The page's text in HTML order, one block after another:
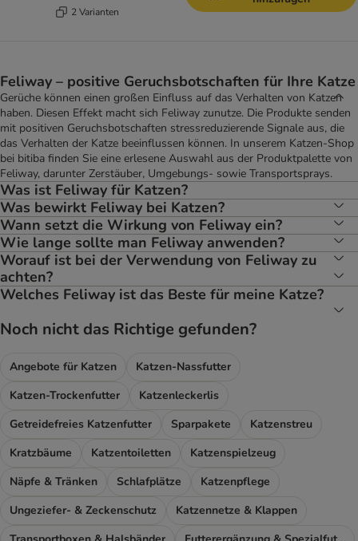
2 Varianten
Feliway – positive Geruchsbotschaften für Ihre Katze
Gerüche können einen großen Einfluss auf das Verhalten von Katzen
haben. Diesen Effekt macht sich Feliway zunutze. Die Produkte senden
mit positiven Geruchsbotschaften stressreduzierende Signale aus, die
das Verhalten der Katze beeinflussen können. In unserem Katzen-Shop
bei bitiba finden Sie eine erlesene Auswahl aus der Produktpalette von
Feliway, darunter Zerstäuber, Umgebungs- sowie Transportsprays.
Was ist Feliway für Katzen?
Was bewirkt Feliway bei Katzen?
Wann setzt die Wirkung von Feliway ein?
Wie lange sollte man Feliway anwenden?
Worauf ist bei der Verwendung von Feliway zu
achten?
Welches Feliway ist das Beste für meine Katze?
Noch nicht das Richtige gefunden?
Angebote für Katzen
Katzen-Nassfutter
Katzen-Trockenfutter
Katzenleckerlis
Getreidefreies Katzenfutter
Sparpakete
Katzenstreu
Kratzbäume
Katzentoiletten
Katzenspielzeug
Näpfe & Tränken
Schlafplätze
Katzenpflege
Ungeziefer- & Zeckenschutz
Katzennetze & Klappen